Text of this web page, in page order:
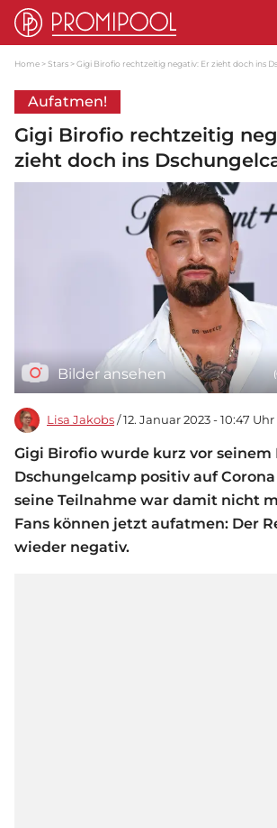
Home Stars Gigi Birofio rechtzeitig negativ: Er zieht doch ins
Aufatmen!
Gigi Birofio rechtzeitig
zieht doch ins
Bilder ansehen
Lisa Jakobs / 12. Januar 2023 - 10:47 Uhr
Gigi Birofio wurde kurz vor seinem
Dschungelcamp positiv auf
seine Teilnahme war damit nicht
Fans können jetzt aufatmen: Der
wieder negativ.